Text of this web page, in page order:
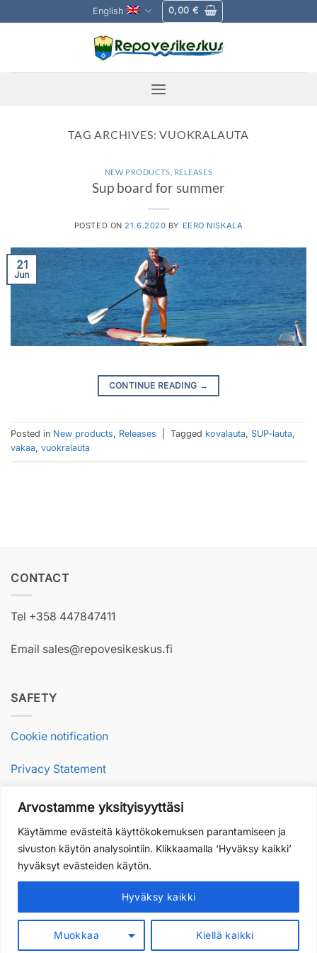
Arvostamme yksityisyyttäsi
Käytämme evästeitä käyttökokemuksen parantamiseen ja
sivuston käytön analysointiin. Klikkaamalla ‘Hyväksy kaikki’
hyväksyt evästeiden käytön.
Muokkaa Kiellä kaikki
Hyväksy kaikki
to
English 0,00 €
TAG ARCHIVES:VUOKRALAUTA
NEW PRODUCTS RELEASES
Sup board for summer
POSTED ON 21.6.2020 BY EERO NISKALA
21
Jun
CONTINUE READING →
Posted in New products, Releases Tagged kovalauta, SUP-lauta,
vakaa, vuokralauta
CONTACT
Tel +358 447847411
Email sales@repovesikeskus.fi
SAFETY
Cookie notification
Privacy Statement
RESPONSIBILITY
Sustainable nature travel